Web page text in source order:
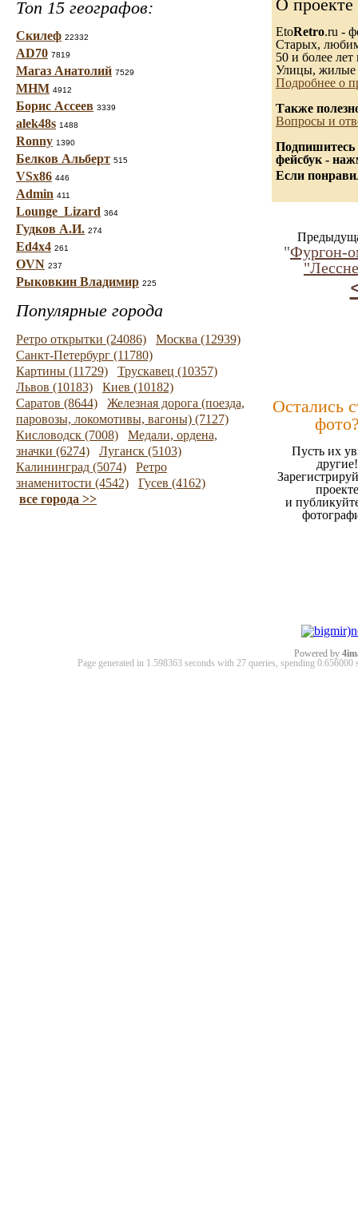
Топ 15 географов:
Скилеф 22332
AD70 7819
Магаз Анатолий 7529
МНМ 4912
Борис Ассеев 3339
alek48s 1488
Ronny 1390
Белков Альберт 515
VSx86 446
Admin 411
Lounge_Lizard 364
Гудков А.И. 274
Ed4x4 261
OVN 237
Рыковкин Владимир 225
Популярные города
Ретро открытки (24086)
Москва (12939)
Санкт-Петербург (11780)
Картины (11729)
Трускавец (10357)
Львов (10183)
Киев (10182)
Саратов (8644)
Железная дорога (поезда,
паровозы, локомотивы, вагоны) (7127)
Кисловодск (7008)
Медали, ордена,
значки (6274)
Луганск (5103)
Калининград (5074)
Ретро
знаменитости (4542)
Гусев (4162)
все города >>
О проекте
EtoRetro.ru -
Старых,
50 и более лет
Улицы, жилые
Подробнее о
Также
Вопросы и
Подпишитесь
фейсбук -
Если
"Фургон-
Остались
Пусть их
другие!
проекте
и
Powered by
Page generated in 1.598363 seconds with 27 queries, spending